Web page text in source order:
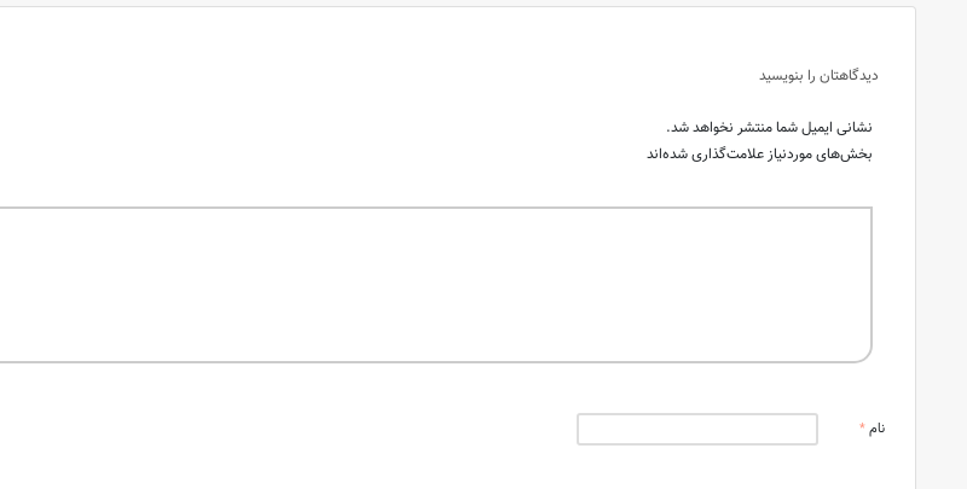
دیدگاهتان را بنویسید
نشانی ایمیل شما منتشر نخواهد شد.
بخش‌های موردنیاز علامت‌گذاری شده‌اند
نام*